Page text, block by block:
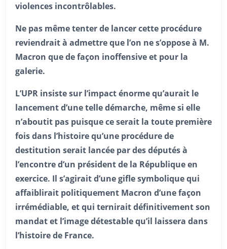
violences incontrôlables.
Ne pas même tenter de lancer cette procédure
reviendrait à admettre que l’on ne s’oppose à M.
Macron que de façon inoffensive et pour la
galerie.
L’UPR insiste sur l’impact énorme qu’aurait le
lancement d’une telle démarche, même si elle
n’aboutit pas puisque ce serait la toute première
fois dans l’histoire qu’une procédure de
destitution serait lancée par des députés à
l’encontre d’un président de la République en
exercice. Il s’agirait d’une gifle symbolique qui
affaiblirait politiquement Macron d’une façon
irrémédiable, et qui ternirait définitivement son
mandat et l’image détestable qu’il laissera dans
l’histoire de France.